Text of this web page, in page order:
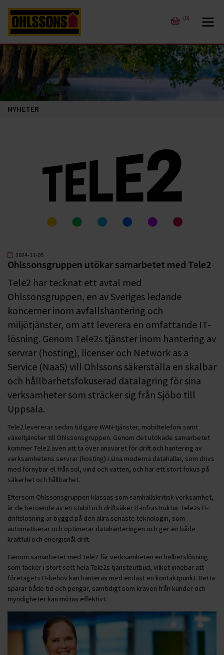
(0)
NYHETER
2024-11-05
Ohlssonsgruppen utökar samarbetet med Tele2
Tele2 har tecknat ett avtal med
Ohlssonsgruppen, en av Sveriges ledande
koncerner inom avfallshantering och
miljötjänster, om att leverera en omfattande IT-
lösning. Genom Tele2s tjänster inom hantering av
servrar (hosting), licenser och Network as a
Service (NaaS) vill Ohlssons säkerställa en skalbar
och hållbarhetsfokuserad datalagring för sina
verksamheter som sträcker sig från Sjöbo till
Uppsala.
Tele2 levererar sedan tidigare WAN-tjänster, mobiltelefoni samt
växeltjänster till Ohlssonsgruppen. Genom det utökade samarbetet
kommer Tele2 även att ta över ansvaret för drift och hantering av
verksamhetens servrar (hosting) i sina moderna datahallar, som drivs
med förnybar el från sol, vind och vatten, och har ett stort fokus på
säkerhet och hållbarhet.
Eftersom Ohlssonsgruppen klassas som samhällskritisk verksamhet,
är de beroende av en stabil och driftsäker IT-infrastruktur. Tele2s IT-
driftslösning är byggd på den allra senaste teknologin, som
automatiserar och optimerar datahanteringen och ger en både
kraftfull och energisnål drift.
Genom samarbetet med Tele2 får verksamheten en helhetslösning
som täcker i stort sett hela Tele2s tjänsteutbud, vilket innebär att
företagets IT-behov kan hanteras med endast en kontaktpunkt. Detta
sparar både tid och pengar, samtidigt som kraven från kunder och
myndigheter kan mötas effektivt.